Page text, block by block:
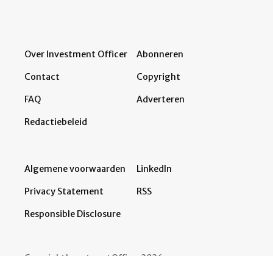
Over Investment Officer
Contact
FAQ
Redactiebeleid
Abonneren
Copyright
Adverteren
Algemene voorwaarden
Privacy Statement
Responsible Disclosure
LinkedIn
RSS